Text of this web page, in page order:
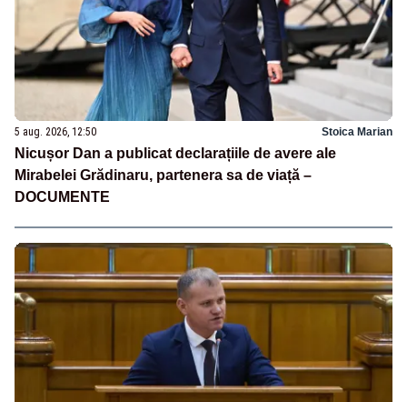
5 aug. 2026, 12:50 Stoica Marian
Nicușor Dan a publicat declarațiile de avere ale
Mirabelei Grădinaru, partenera sa de viață –
DOCUMENTE